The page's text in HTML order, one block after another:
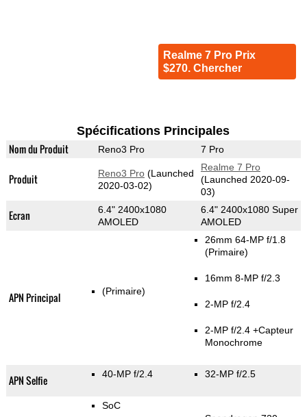
Realme 7 Pro Prix
$270. Chercher
Spécifications Principales
Nom du Produit Reno3 Pro 7 Pro
Produit Reno3 Pro(Launched
2020-03-02)
Realme 7 Pro
(Launched 2020-09-
03)
Ecran
6.4" 2400x1080
AMOLED
6.4" 2400x1080 Super
AMOLED
APN Principal (Primaire)
26mm 64-MP f/1.8
(Primaire)
16mm 8-MP f/2.3
2-MP f/2.4
2-MP f/2.4 +Capteur
Monochrome
APN Selfie 40-MP f/2.4 32-MP f/2.5
SoC